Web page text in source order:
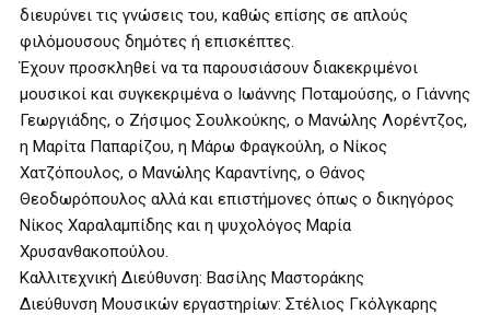
διευρύνει τις γνώσεις του, καθώς επίσης σε απλούς
φιλόμουσους δημότες ή επισκέπτες.
Έχουν προσκληθεί να τα παρουσιάσουν διακεκριμένοι
μουσικοί και συγκεκριμένα ο Ιωάννης Ποταμούσης, ο Γιάννης
Γεωργιάδης, ο Ζήσιμος Σουλκούκης, ο Μανώλης Λορέντζος,
η Μαρίτα Παπαρίζου, η Μάρω Φραγκούλη, ο Νίκος
Χατζόπουλος, ο Μανώλης Καραντίνης, ο Θάνος
Θεοδωρόπουλος αλλά και επιστήμονες όπως ο δικηγόρος
Νίκος Χαραλαμπίδης και η ψυχολόγος Μαρία
Χρυσανθακοπούλου.
Καλλιτεχνική Διεύθυνση: Βασίλης Μαστοράκης
Διεύθυνση Μουσικών εργαστηρίων: Στέλιος Γκόλγκαρης